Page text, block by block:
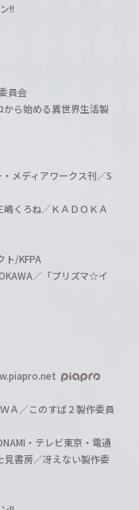
!!
員会
ら始める異世界生活製
メディアワークス刊／S
くろね／ＫＡＤＯＫＡ
/KFPA
／「プリズマ☆イ
Ａ／このすば２製作委員
・テレビ東京・電通
書房／冴えない製作委